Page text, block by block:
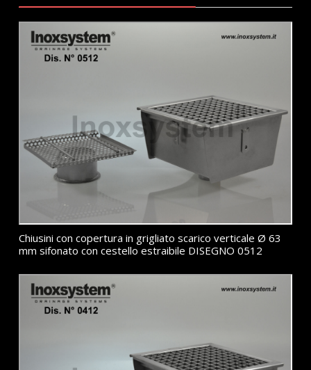
Chiusini con copertura in grigliato scarico verticale Ø 63
mm sifonato con cestello estraibile DISEGNO 0512